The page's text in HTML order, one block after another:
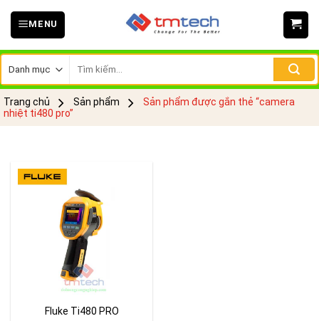
Skip
MENU
kiếm:
Trang chủ Sản phẩm
Sản phẩm được gắn thẻ “camera
nhiệt ti480 pro”
Fluke Ti480 PRO